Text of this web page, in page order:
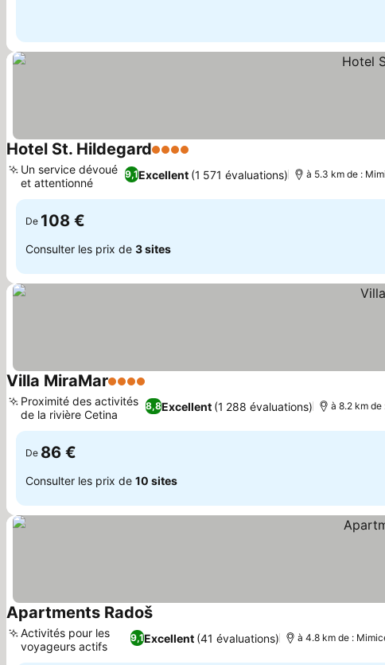
Hotel St. Hildegard4 Étoiles
9,1Excellent (1 571 évaluations)
Un service dévoué
et attentionné
à 5.3 km de :
De 108 €
Consulter les prix de 3 sites
Villa MiraMar4 Étoiles
8,8Excellent (1 288 évaluations)
Proximité des activités
de la rivière Cetina
à 8.2 km de
De 86 €
Consulter les prix de 10 sites
Apartments RadošConsulter les prix
9,1Excellent (41 évaluations)
Activités pour les
voyageurs actifs
à 4.8 km de :